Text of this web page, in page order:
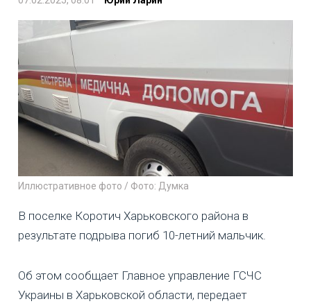
Иллюстративное фото / Фото: Думка
В поселке Коротич Харьковского района в
результате подрыва погиб 10-летний мальчик.
Об этом сообщает Главное управление ГСЧС
Украины в Харьковской области, передает